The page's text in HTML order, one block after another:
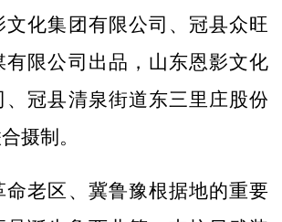
文化集团有限公司、冠县众旺
有限公司出品，山东恩影文化
、冠县清泉街道东三里庄股份
摄制。
老区、冀鲁豫根据地的重要